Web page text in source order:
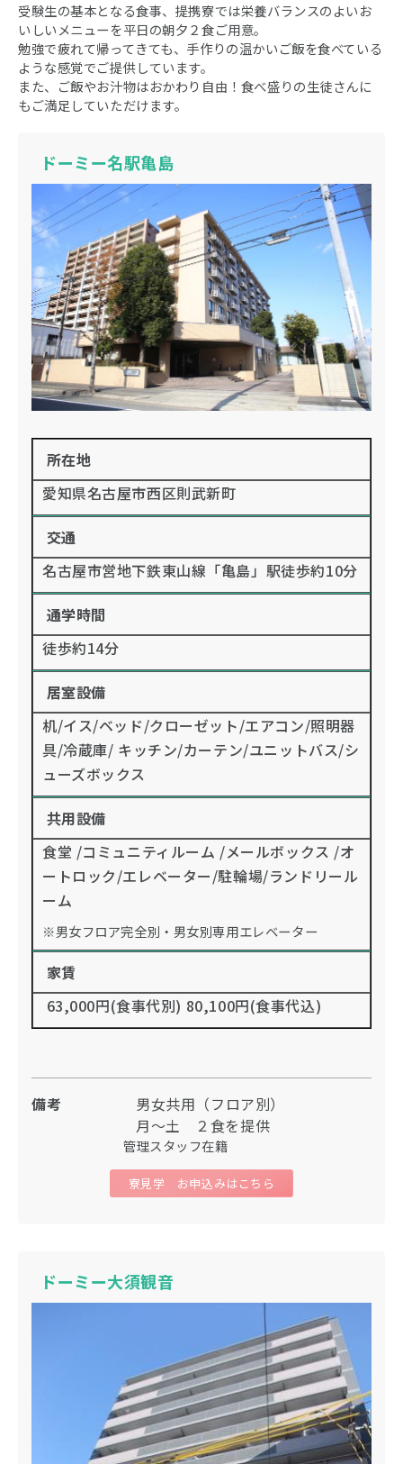
受験生の基本となる食事、提携寮では栄養バランスのよいお
いしいメニューを平日の朝夕２食ご用意。
勉強で疲れて帰ってきても、手作りの温かいご飯を食べている
ような感覚でご提供しています。
また、ご飯やお汁物はおかわり自由！食べ盛りの生徒さんに
もご満足していただけます。
ドーミー名駅亀島
所在地
愛知県名古屋市西区則武新町
交通
名古屋市営地下鉄東山線「亀島」駅徒歩約10分
通学時間
徒歩約14分
居室設備
机/イス/ベッド/クローゼット/エアコン/照明器
具/冷蔵庫/ キッチン/カーテン/ユニットバス/シ
ューズボックス
共用設備
食堂 /コミュニティルーム /メールボックス /オ
ートロック/エレベーター/駐輪場/ランドリール
ーム
※男女フロア完全別・男女別専用エレベーター
家賃
63,000円(食事代別) 80,100円(食事代込)
備考 男女共用（フロア別）
月〜土 ２食を提供
管理スタッフ在籍
寮見学 お申込みはこちら
ドーミー大須観音